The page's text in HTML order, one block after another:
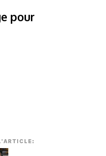
pour